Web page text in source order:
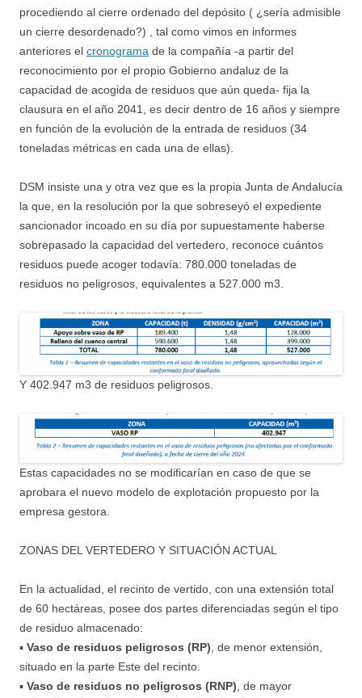
procediendo al cierre ordenado del depósito ( ¿sería admisible
un cierre desordenado?) , tal como vimos en informes
anteriores el cronograma de la compañía -a partir del
reconocimiento por el propio Gobierno andaluz de la
capacidad de acogida de residuos que aún queda- fija la
clausura en el año 2041, es decir dentro de 16 años y siempre
en función de la evolución de la entrada de residuos (34
toneladas métricas en cada una de ellas).
DSM insiste una y otra vez que es la propia Junta de Andalucía
la que, en la resolución por la que sobreseyó el expediente
sancionador incoado en su día por supuestamente haberse
sobrepasado la capacidad del vertedero, reconoce cuántos
residuos puede acoger todavía: 780.000 toneladas de
residuos no peligrosos, equivalentes a 527.000 m3.
Y 402.947 m3 de residuos peligrosos.
Estas capacidades no se modificarían en caso de que se
aprobara el nuevo modelo de explotación propuesto por la
empresa gestora.
ZONAS DEL VERTEDERO Y SITUACIÓN ACTUAL
En la actualidad, el recinto de vertido, con una extensión total
de 60 hectáreas, posee dos partes diferenciadas según el tipo
de residuo almacenado:
▪ Vaso de residuos peligrosos (RP) , de menor extensión,
situado en la parte Este del recinto.
▪ Vaso de residuos no peligrosos (RNP) , de mayor